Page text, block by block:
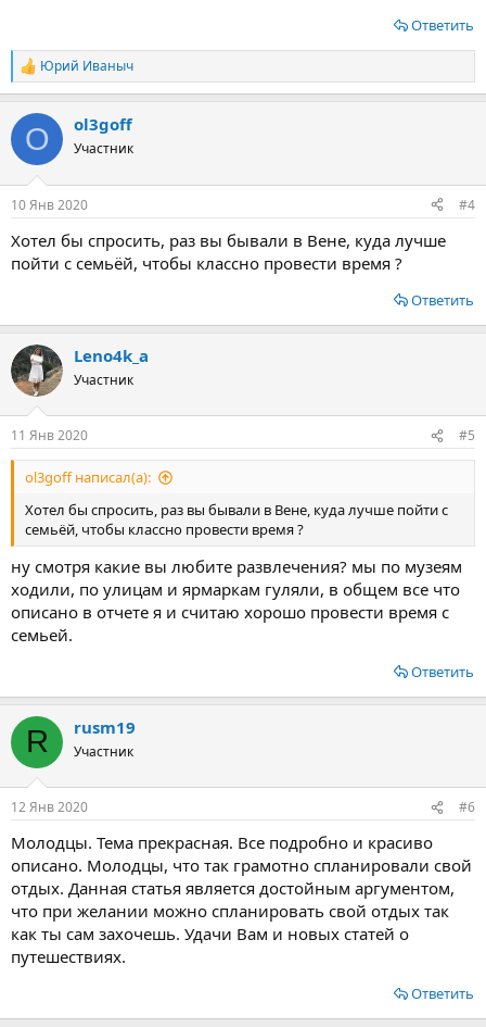
Ответить
Р
е
к
ц
и
Юрий Иваныч
O ol3goff
Участник
10 Янв 2020 #4
Хотел бы спросить, раз вы бывали в Вене, куда лучше
пойти с семьёй, чтобы классно провести время ?
Ответить
Leno4k_a
Участник
11 Янв 2020 #5
ol3goff написал(а):
Хотел бы спросить, раз вы бывали в Вене, куда лучше пойти с
семьёй, чтобы классно провести время ?
ну смотря какие вы любите развлечения? мы по музеям
ходили, по улицам и ярмаркам гуляли, в общем все что
описано в отчете я и считаю хорошо провести время с
семьей.
Ответить
R rusm19
Участник
12 Янв 2020 #6
Молодцы. Тема прекрасная. Все подробно и красиво
описано. Молодцы, что так грамотно спланировали свой
отдых. Данная статья является достойным аргументом,
что при желании можно спланировать свой отдых так
как ты сам захочешь. Удачи Вам и новых статей о
путешествиях.
Ответить